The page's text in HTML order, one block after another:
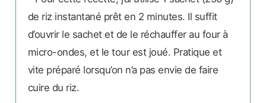
de riz instantané prêt en 2 minutes. Il suffit
d’ouvrir le sachet et de le réchauffer au four à
micro-ondes, et le tour est joué. Pratique et
vite préparé lorsqu’on n’a pas envie de faire
cuire du riz.